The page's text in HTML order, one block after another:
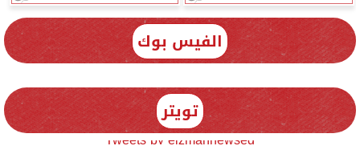
الفيس بوك
تويتر
Tweets by elzmannewseg